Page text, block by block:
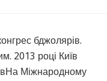
бджолярів.
2013 році Київ
Міжнародному